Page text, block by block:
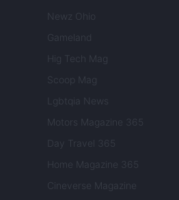
Newz Ohio
Gameland
Hig Tech Mag
Scoop Mag
Lgbtqia News
Motors Magazine 365
Day Travel 365
Home Magazine 365
Cineverse Magazine